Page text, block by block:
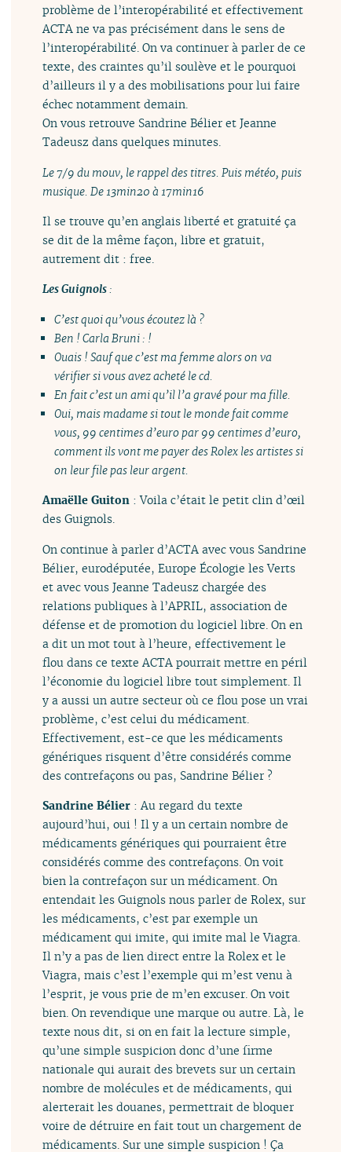
problème de l’interopérabilité et effectivement
ACTA ne va pas précisément dans le sens de
l’interopérabilité. On va continuer à parler de ce
texte, des craintes qu’il soulève et le pourquoi
d’ailleurs il y a des mobilisations pour lui faire
échec notamment demain.
On vous retrouve Sandrine Bélier et Jeanne
Tadeusz dans quelques minutes.
Le 7/9 du mouv, le rappel des titres. Puis météo, puis
musique. De 13min20 à 17min16
Il se trouve qu’en anglais liberté et gratuité ça
se dit de la même façon, libre et gratuit,
autrement dit : free.
Les Guignols:
C’est quoi qu’vous écoutez là ?
Ben ! Carla Bruni : !
Ouais ! Sauf que c’est ma femme alors on va
vérifier si vous avez acheté le cd.
En fait c’est un ami qu’il l’a gravé pour ma fille.
Oui, mais madame si tout le monde fait comme
vous, 99 centimes d’euro par 99 centimes d’euro,
comment ils vont me payer des Rolex les artistes si
on leur file pas leur argent.
Amaëlle Guiton : Voila c’était le petit clin d’œil
des Guignols.
On continue à parler d’ACTA avec vous Sandrine
Bélier, eurodéputée, Europe Écologie les Verts
et avec vous Jeanne Tadeusz chargée des
relations publiques à l’APRIL, association de
défense et de promotion du logiciel libre. On en
a dit un mot tout à l’heure, effectivement le
flou dans ce texte ACTA pourrait mettre en péril
l’économie du logiciel libre tout simplement. Il
y a aussi un autre secteur où ce flou pose un vrai
problème, c’est celui du médicament.
Effectivement, est-ce que les médicaments
génériques risquent d’être considérés comme
des contrefaçons ou pas, Sandrine Bélier ?
Sandrine Bélier : Au regard du texte
aujourd’hui, oui ! Il y a un certain nombre de
médicaments génériques qui pourraient être
considérés comme des contrefaçons. On voit
bien la contrefaçon sur un médicament. On
entendait les Guignols nous parler de Rolex, sur
les médicaments, c’est par exemple un
médicament qui imite, qui imite mal le Viagra.
Il n’y a pas de lien direct entre la Rolex et le
Viagra, mais c’est l’exemple qui m’est venu à
l’esprit, je vous prie de m’en excuser. On voit
bien. On revendique une marque ou autre. Là, le
texte nous dit, si on en fait la lecture simple,
qu’une simple suspicion donc d’une firme
nationale qui aurait des brevets sur un certain
nombre de molécules et de médicaments, qui
alerterait les douanes, permettrait de bloquer
voire de détruire en fait tout un chargement de
médicaments. Sur une simple suspicion ! Ça